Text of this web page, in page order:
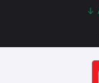
AAPL